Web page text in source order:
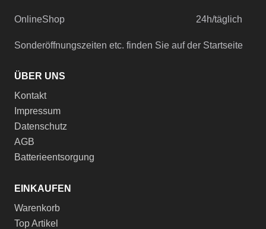
OnlineShop 24h/täglich
Sonderöffnungszeiten etc. finden Sie auf der Startseite
ÜBER UNS
Kontakt
Impressum
Datenschutz
AGB
Batterieentsorgung
EINKAUFEN
Warenkorb
Top Artikel